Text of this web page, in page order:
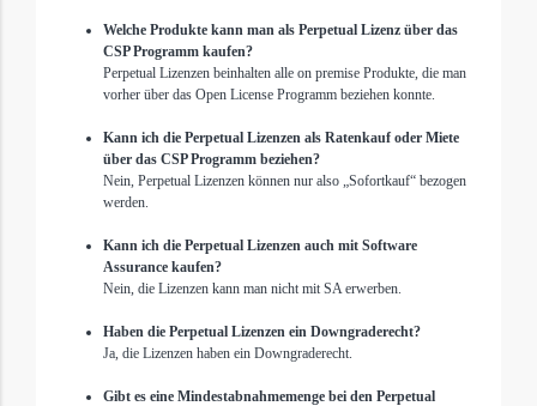
Welche Produkte kann man als Perpetual Lizenz über das
CSP Programm kaufen?
Perpetual Lizenzen beinhalten alle on premise Produkte, die man
vorher über das Open License Programm beziehen konnte.
Kann ich die Perpetual Lizenzen als Ratenkauf oder Miete
über das CSP Programm beziehen?
Nein, Perpetual Lizenzen können nur also „Sofortkauf“ bezogen
werden.
Kann ich die Perpetual Lizenzen auch mit Software
Assurance kaufen?
Nein, die Lizenzen kann man nicht mit SA erwerben.
Haben die Perpetual Lizenzen ein Downgraderecht?
Ja, die Lizenzen haben ein Downgraderecht.
Gibt es eine Mindestabnahmemenge bei den Perpetual